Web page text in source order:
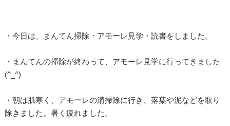
・今日は、まんてん掃除・アモーレ見学・読書をしました。
・まんてんの掃除が終わって、アモーレ見学に行ってきました
(^_^)
・朝は肌寒く、アモーレの溝掃除に行き、落葉や泥などを取り
除きました。暑く疲れました。